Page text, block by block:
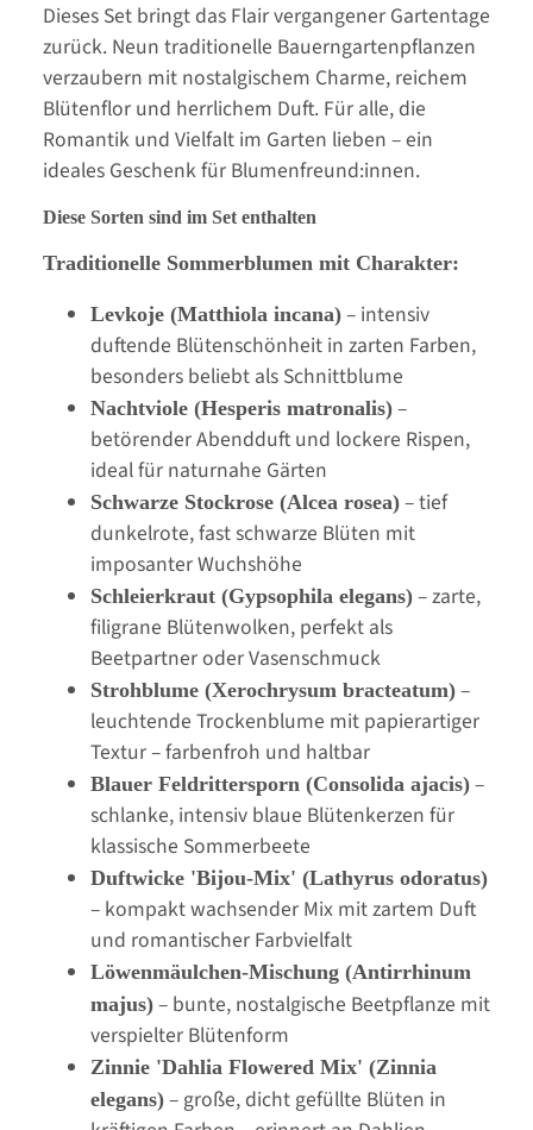
Dieses Set bringt das Flair vergangener Gartentage
zurück. Neun traditionelle Bauerngartenpflanzen
verzaubern mit nostalgischem Charme, reichem
Blütenflor und herrlichem Duft. Für alle, die
Romantik und Vielfalt im Garten lieben – ein
ideales Geschenk für Blumenfreund:innen.
Diese Sorten sind im Set enthalten
Traditionelle Sommerblumen mit Charakter:
Levkoje (Matthiola incana) – intensiv
duftende Blütenschönheit in zarten Farben,
besonders beliebt als Schnittblume
Nachtviole (Hesperis matronalis) –
betörender Abendduft und lockere Rispen,
ideal für naturnahe Gärten
Schwarze Stockrose (Alcea rosea) – tief
dunkelrote, fast schwarze Blüten mit
imposanter Wuchshöhe
Schleierkraut (Gypsophila elegans) – zarte,
filigrane Blütenwolken, perfekt als
Beetpartner oder Vasenschmuck
Strohblume (Xerochrysum bracteatum) –
leuchtende Trockenblume mit papierartiger
Textur – farbenfroh und haltbar
Blauer Feldrittersporn (Consolida ajacis) –
schlanke, intensiv blaue Blütenkerzen für
klassische Sommerbeete
Duftwicke 'Bijou-Mix' (Lathyrus odoratus)
– kompakt wachsender Mix mit zartem Duft
und romantischer Farbvielfalt
Löwenmäulchen-Mischung (Antirrhinum
majus) – bunte, nostalgische Beetpflanze mit
verspielter Blütenform
Zinnie 'Dahlia Flowered Mix' (Zinnia
elegans) – große, dicht gefüllte Blüten in